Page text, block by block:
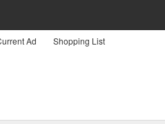
Ad Shopping List